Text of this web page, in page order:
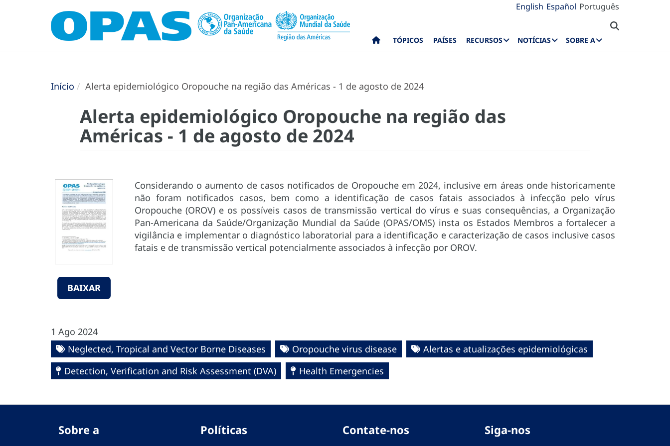
English Español Português
TÓPICOS PAÍSES RECURSOS NOTÍCIAS SOBRE A
Início Alerta epidemiológico Oropouche na região das Américas - 1 de agosto de 2024
Alerta epidemiológico Oropouche na região das
Américas - 1 de agosto de 2024
BAIXAR
Considerando o aumento de casos notificados de Oropouche em 2024, inclusive em áreas onde historicamente
não foram notificados casos, bem como a identificação de casos fatais associados à infecção pelo vírus
Oropouche (OROV) e os possíveis casos de transmissão vertical do vírus e suas consequências, a Organização
Pan-Americana da Saúde/Organização Mundial da Saúde (OPAS/OMS) insta os Estados Membros a fortalecer a
vigilância e implementar o diagnóstico laboratorial para a identificação e caracterização de casos inclusive casos
fatais e de transmissão vertical potencialmente associados à infecção por OROV.
1 Ago 2024
Neglected, Tropical and Vector Borne Diseases
Oropouche virus disease
Alertas e atualizações epidemiológicas
Detection, Verification and Risk Assessment (DVA)
Health Emergencies
Sobre a Políticas Contate-nos Siga-nos